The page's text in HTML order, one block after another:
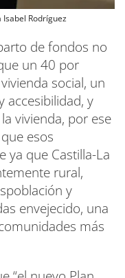
Rodríguez
de fondos no
un 40 por
social, un
accesibilidad, y
vivienda, por ese
esos
ya que Castilla-La
rural,
y
envejecido, una
más